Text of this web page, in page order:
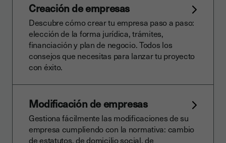
Creación de empresas
Descubre cómo crear tu empresa paso a paso:
elección de la forma jurídica, trámites,
financiación y plan de negocio. Todos los
consejos que necesitas para lanzar tu proyecto
con éxito.
Modificación de empresas
Gestiona fácilmente las modificaciones de su
empresa cumpliendo con la normativa: cambio
de estatutos, de domicilio social, de